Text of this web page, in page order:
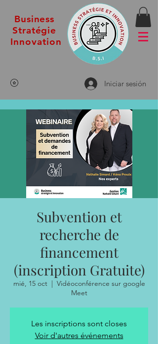
Business
Stratégie
Innovation
Iniciar sesión
Subvention et
recherche de
financement
(inscription Gratuite)
mié, 15 oct
  |
Vidéoconférence sur google
Meet
Les inscriptions sont closes
Voir d'autres événements